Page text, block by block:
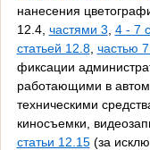
нанесения
12.4, частями 3 4 - 7
статьей 12.8, частью
фиксации
работающими в
техническими
киносъемки,
статьи 12.15(за